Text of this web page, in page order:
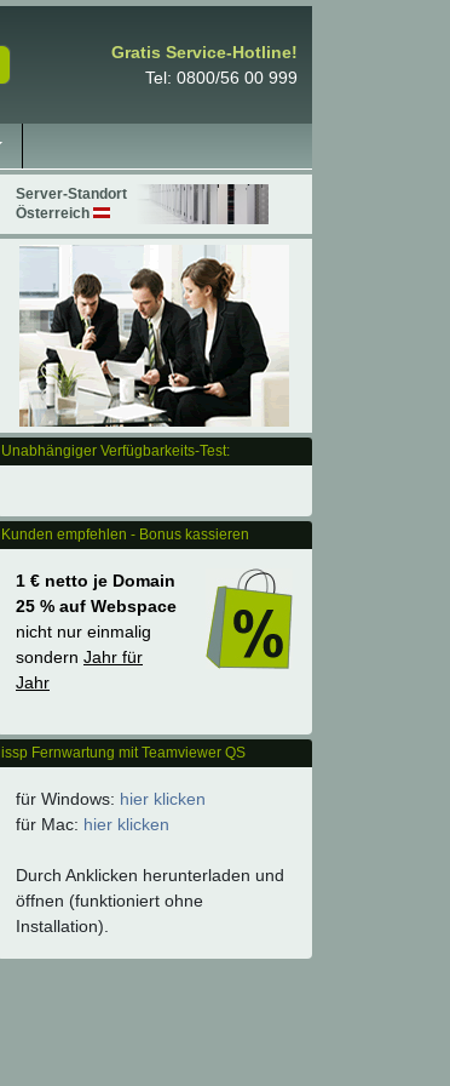
Gratis Service-Hotline!
Tel: 0800/56 00 999
Server-Standort
Österreich
Unabhängiger Verfügbarkeits-Test:
Kunden empfehlen - Bonus kassieren
1 € netto je Domain
25 % auf Webspace
nicht nur einmalig
sondern Jahr für
Jahr
issp Fernwartung mit Teamviewer QS
für Windows: hier klicken
für Mac: hier klicken
Durch Anklicken herunterladen und
öffnen (funktioniert ohne
Installation).